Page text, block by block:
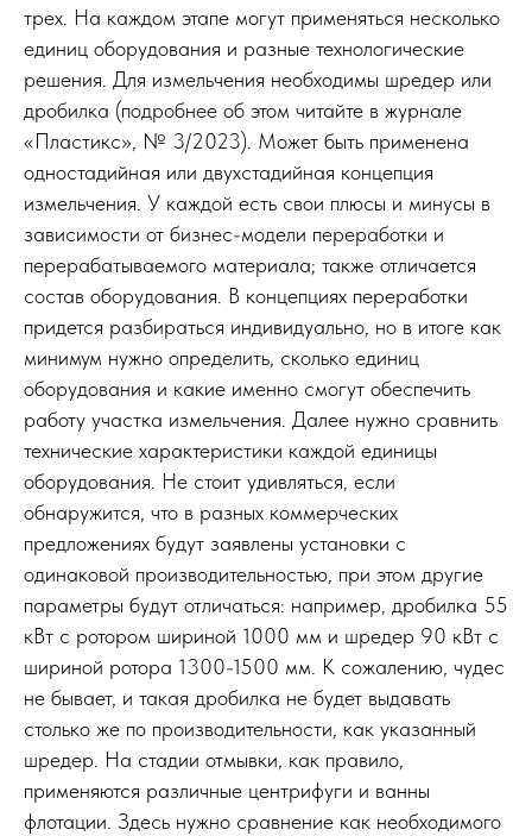
трех. На каждом этапе могут применяться несколько
единиц оборудования и разные технологические
решения. Для измельчения необходимы шредер или
дробилка (подробнее об этом читайте в журнале
«Пластикс», № 3/2023). Может быть применена
одностадийная или двухстадийная концепция
измельчения. У каждой есть свои плюсы и минусы в
зависимости от бизнес-модели переработки и
перерабатываемого материала; также отличается
состав оборудования. В концепциях переработки
придется разбираться индивидуально, но в итоге как
минимум нужно определить, сколько единиц
оборудования и какие именно смогут обеспечить
работу участка измельчения. Далее нужно сравнить
технические характеристики каждой единицы
оборудования. Не стоит удивляться, если
обнаружится, что в разных коммерческих
предложениях будут заявлены установки с
одинаковой производительностью, при этом другие
параметры будут отличаться: например, дробилка 55
кВт с ротором шириной 1000 мм и шредер 90 кВт с
шириной ротора 1300-1500 мм. К сожалению, чудес
не бывает, и такая дробилка не будет выдавать
столько же по производительности, как указанный
шредер. На стадии отмывки, как правило,
применяются различные центрифуги и ванны
флотации. Здесь нужно сравнение как необходимого